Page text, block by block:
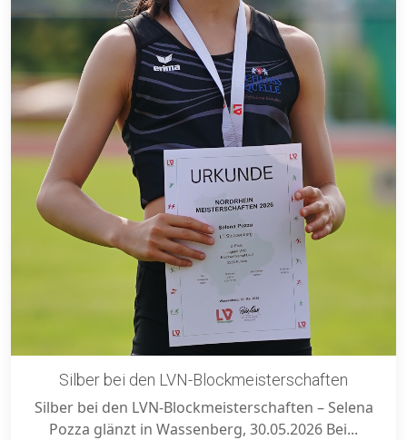
Silber bei den LVN-Blockmeisterschaften
Silber bei den LVN-Blockmeisterschaften – Selena
Pozza glänzt in Wassenberg, 30.05.2026 Bei...